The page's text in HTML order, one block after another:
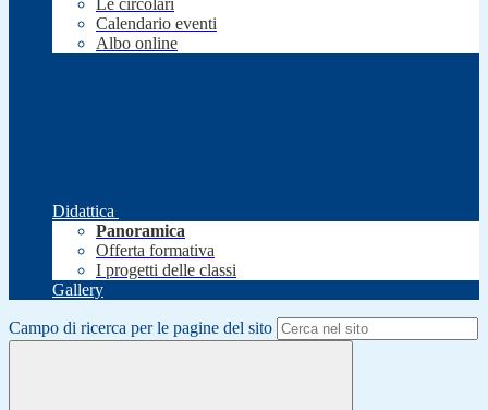
Le circolari
Calendario eventi
Albo online
Didattica
Panoramica
Offerta formativa
I progetti delle classi
Gallery
Campo di ricerca per le pagine del sito